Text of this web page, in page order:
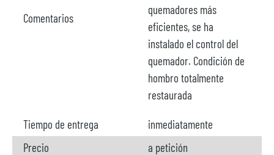
Comentarios
quemadores más
eficientes, se ha
instalado el control del
quemador. Condición de
hombro totalmente
restaurada
Tiempo de entrega
inmediatamente
Precio
a petición